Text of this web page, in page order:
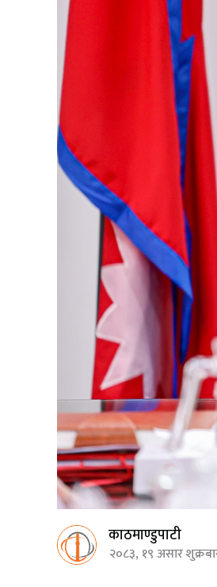
काठमाण्डुपाटी
२०८३, १९ असार